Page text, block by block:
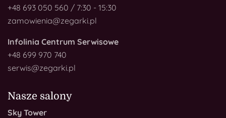
+48 693 050 560 / 7:30 - 15:30
zamowienia@zegarki.pl
Infolinia Centrum Serwisowe
+48 699 970 740
serwis@zegarki.pl
Nasze salony
Sky Tower